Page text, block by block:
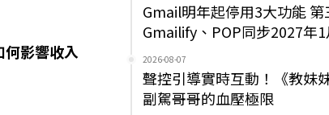
影響收入
Gmail明年起停用3大功能 第
Gmailify、POP同步2027年
2026-08-07
聲控引導實時互動！《教妹
副駕哥哥的血壓極限